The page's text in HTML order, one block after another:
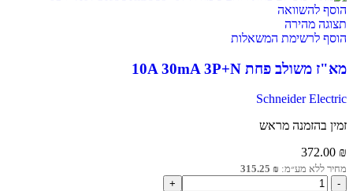
הוסף להשוואה
תצוגה מהירה
הוסף לרשימת המשאלות
מא"ז משולב פחת 10A 30mA 3P+N
Schneider Electric
זמין בהזמנה מראש
372.00 ₪
מחיר ללא מע״מ: 315.25 ₪